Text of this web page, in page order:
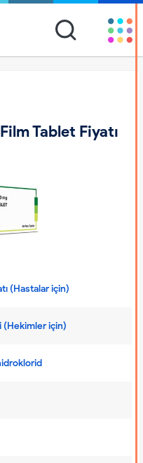
Tablet Fiyatı
(Hastalar için)
(Hekimler için)